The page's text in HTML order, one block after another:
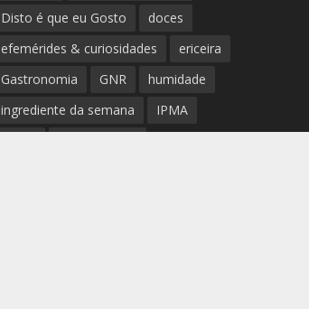
Disto é que eu Gosto
doces
efemérides & curiosidades
ericeira
Gastronomia
GNR
humidade
ingrediente da semana
IPMA